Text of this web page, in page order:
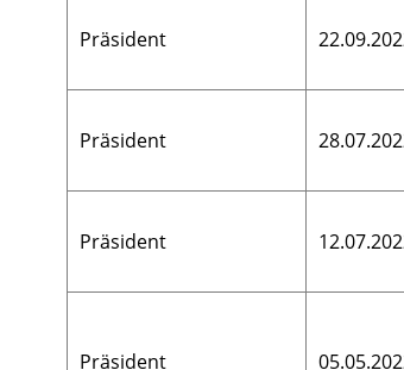
Präsident
Präsident
Präsident
Präsident